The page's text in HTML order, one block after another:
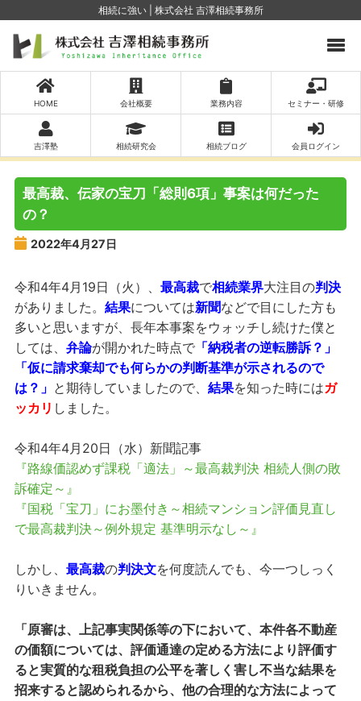
相続に強い | 株式会社 吉澤相続事務所
HOME 会社概要 業務内容 セミナー・研修
吉澤塾 相続研究会 相続ブログ 会員ログイン
最高裁、伝家の宝刀「総則6項」事案は何だった
の？
2022年4月27日
令和4年4月19日（火）、 最高裁で相続業界大注目の判決
がありました。 結果については新聞などで目にした方も
多いと思いますが、長年本事案をウォッチし続けた僕と
しては、 弁論が開かれた時点で「納税者の逆転勝訴？」
「仮に請求棄却でも何らかの判断基準が示されるので
は？」 と期待していましたので、 結果を知った時にはガ
ッカリ しました。
令和4年4月20日（水）新聞記事
『路線価認めず課税「適法」～最高裁判決 相続人側の敗
訴確定～』
『国税「宝刀」にお墨付き～相続マンション評価見直し
で最高裁判決～例外規定 基準明示なし～』
しかし、 最高裁の判決文を何度読んでも、今一つしっく
りいきません。
「原審は、上記事実関係等の下において、本件各不動産
の価額については、評価通達の定める方法により評価す
ると実質的な租税負担の公平を著しく害し不当な結果を
招来すると認められるから、他の合理的な方法によって